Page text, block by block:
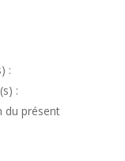
:
:
du présent